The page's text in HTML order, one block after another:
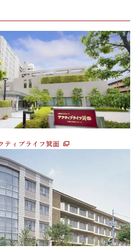
ティブライフ箕面